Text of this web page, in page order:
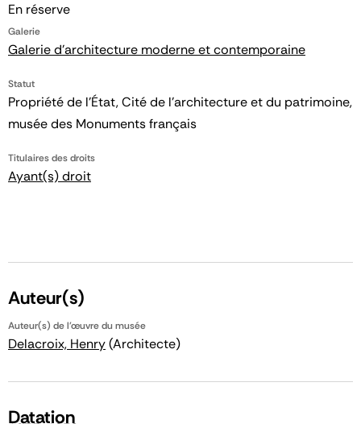
En réserve
Galerie
Galerie d'architecture moderne et contemporaine
Statut
Propriété de l’État, Cité de l’architecture et du patrimoine,
musée des Monuments français
Titulaires des droits
Ayant(s) droit
Auteur(s)
Auteur(s) de l'œuvre du musée
Delacroix, Henry(Architecte)
Datation